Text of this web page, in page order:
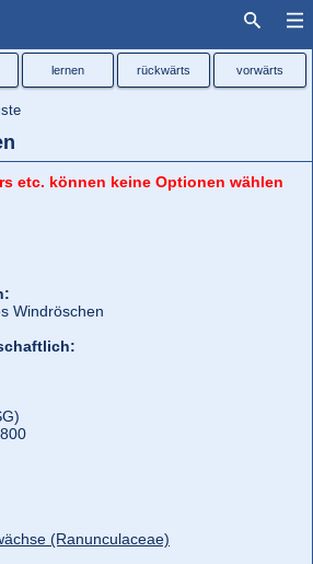
lernen rückwärts vorwärts
etc. können keine Optionen wählen
Windröschen
(Ranunculaceae)